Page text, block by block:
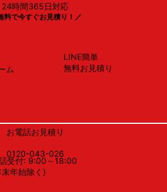
リンナイ
LINE簡単
無料お見積り
0120-043-026
お電話お見積り
受付: 9:00～18:00
末年始除く)
ム
料で今すぐお見積り！／
24時間365日対応